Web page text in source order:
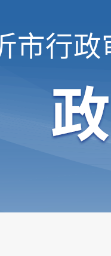
市行政